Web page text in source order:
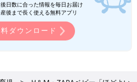
日数に合った情報を毎日お届け
後まで長く使える無料アプリ
ダウンロード